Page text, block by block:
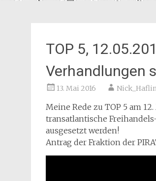
TOP 5,
Verhandlungen
13. Mai 2016
Meine Rede zu TOP 5 am
transatlantische
ausgesetzt werden!
Antrag der Fraktion der